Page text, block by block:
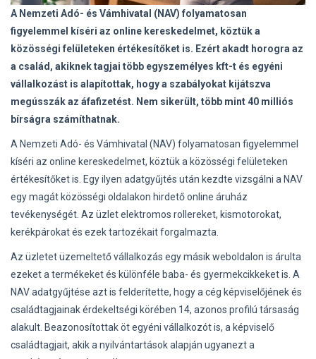
A Nemzeti Adó- és Vámhivatal (NAV) folyamatosan
figyelemmel kíséri az online kereskedelmet, köztük a
közösségi felületeken értékesítőket is. Ezért akadt horogra az
a család, akiknek tagjai több egyszemélyes kft-t és egyéni
vállalkozást is alapítottak, hogy a szabályokat kijátszva
megússzák az áfafizetést. Nem sikerült, több mint 40 milliós
bírságra számíthatnak.
A Nemzeti Adó- és Vámhivatal (NAV) folyamatosan figyelemmel
kíséri az online kereskedelmet, köztük a közösségi felületeken
értékesítőket is. Egy ilyen adatgyűjtés után kezdte vizsgálni a NAV
egy magát közösségi oldalakon hirdető online áruház
tevékenységét. Az üzlet elektromos rollereket, kismotorokat,
kerékpárokat és ezek tartozékait forgalmazta.
Az üzletet üzemeltető vállalkozás egy másik weboldalon is árulta
ezeket a termékeket és különféle baba- és gyermekcikkeket is. A
NAV adatgyűjtése azt is felderítette, hogy a cég képviselőjének és
családtagjainak érdekeltségi körében 14, azonos profilú társaság
alakult. Beazonosítottak öt egyéni vállalkozót is, a képviselő
családtagjait, akik a nyilvántartások alapján ugyanezt a